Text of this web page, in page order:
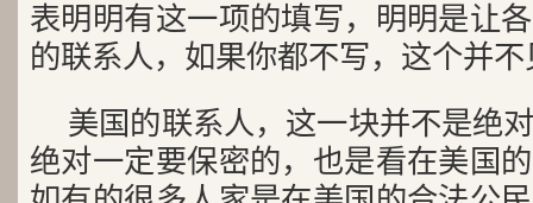
表明明有这一项的填写，明明是让
的联系人，如果你都不写，这个并
美国的联系人，这一块并不是绝
绝对一定要保密的，也是看在美国